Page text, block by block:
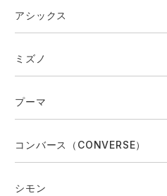
アシックス
ミズノ
プーマ
コンバース（CONVERSE）
シモン